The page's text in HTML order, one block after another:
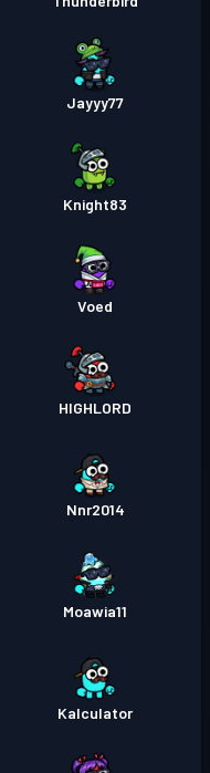
Úroveň
Úroveň
30
Jayyy77
Knight83
Voed
HIGHLORD
Nnr2014
Moawia11
Kalculator